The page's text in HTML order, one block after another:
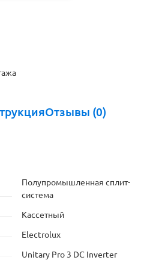
Отзывы (0)
Полупромышленная сплит-
система
Кассетный
Electrolux
Unitary Pro 3 DC Inverter